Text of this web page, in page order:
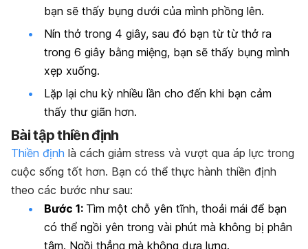
bạn sẽ thấy bụng dưới của mình phồng lên.
Nín thở trong 4 giây, sau đó bạn từ từ thở ra
trong 6 giây bằng miệng, bạn sẽ thấy bụng mình
xẹp xuống.
Lặp lại chu kỳ nhiều lần cho đến khi bạn cảm
thấy thư giãn hơn.
Bài tập thiền định
Thiền định là cách giảm stress và vượt qua áp lực trong
cuộc sống tốt hơn. Bạn có thể thực hành thiền định
theo các bước như sau:
Bước 1: Tìm một chỗ yên tĩnh, thoải mái để bạn
có thể ngồi yên trong vài phút mà không bị phân
tâm. Ngồi thẳng mà không dựa lưng.